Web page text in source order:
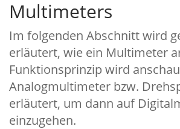
Multimeters
Im folgenden Abschnitt wird
erläutert, wie ein Multimeter
Funktionsprinzip wird
Analogmultimeter bzw.
erläutert, um dann auf
einzugehen.